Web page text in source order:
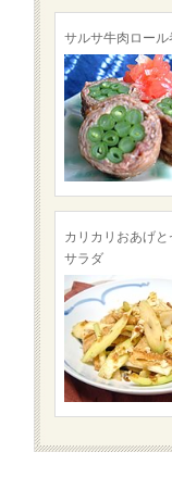
サルサ牛肉ロール
カリカリおあげ
サラダ